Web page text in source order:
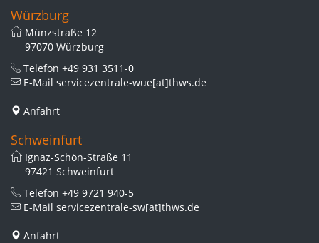
Würzburg
Münzstraße 12
97070 Würzburg
Telefon +49 931 3511-0
E-Mail servicezentrale-wue[at]thws.de
Anfahrt
Schweinfurt
Ignaz-Schön-Straße 11
97421 Schweinfurt
Telefon +49 9721 940-5
E-Mail servicezentrale-sw[at]thws.de
Anfahrt